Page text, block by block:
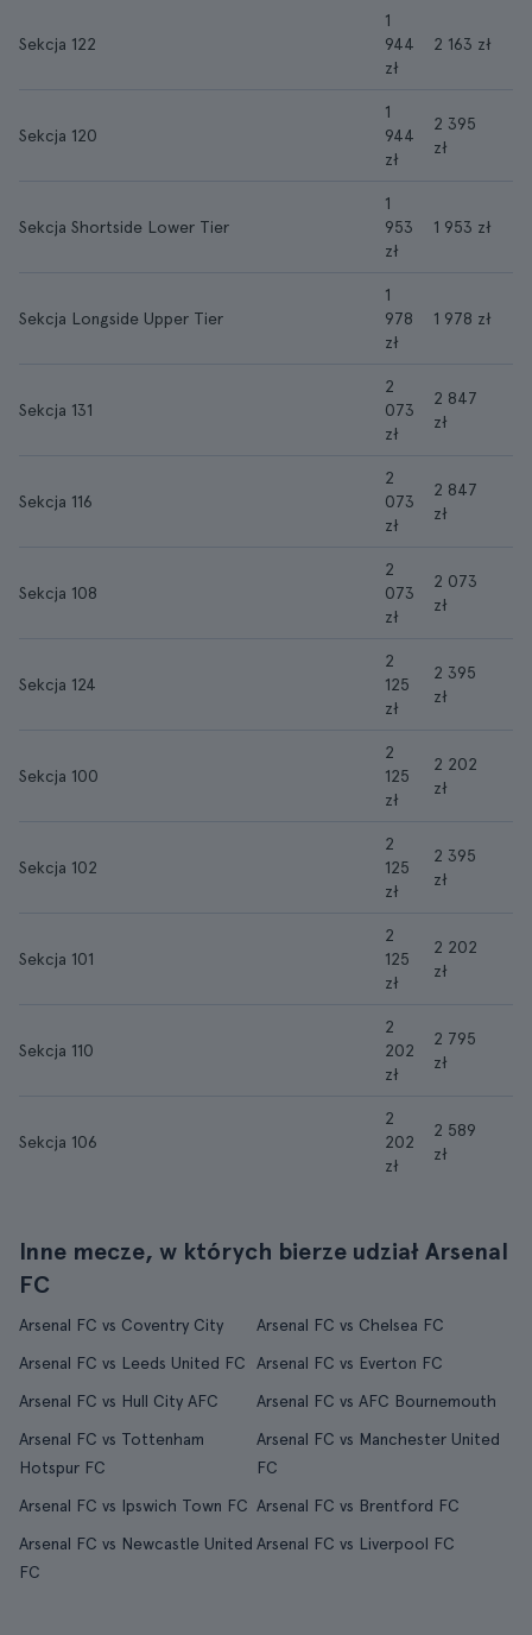
Sekcja 122
1
944
zł
2 163 zł
Sekcja 120
1
944
zł
2 395
zł
Sekcja Shortside Lower Tier
1
953
zł
1 953 zł
Sekcja Longside Upper Tier
1
978
zł
1 978 zł
Sekcja 131
2
073
zł
2 847
zł
Sekcja 116
2
073
zł
2 847
zł
Sekcja 108
2
073
zł
2 073
zł
Sekcja 124
2
125
zł
2 395
zł
Sekcja 100
2
125
zł
2 202
zł
Sekcja 102
2
125
zł
2 395
zł
Sekcja 101
2
125
zł
2 202
zł
Sekcja 110
2
202
zł
2 795
zł
Sekcja 106
2
202
zł
2 589
zł
Inne mecze, w których bierze udział Arsenal
FC
Arsenal FC vs Coventry City
Arsenal FC vs Chelsea FC
Arsenal FC vs Leeds United FC
Arsenal FC vs Everton FC
Arsenal FC vs Hull City AFC
Arsenal FC vs AFC Bournemouth
Arsenal FC vs Tottenham
Hotspur FC
Arsenal FC vs Manchester United
FC
Arsenal FC vs Ipswich Town FC Arsenal FC vs Brentford FC
Arsenal FC vs Newcastle United
FC
Arsenal FC vs Liverpool FC